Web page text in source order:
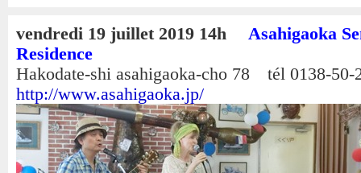
vendredi 19 juillet 2019 14h
Asahigaoka
Residence
Hakodate-shi asahigaoka-cho 78 tél 0138-50-
http://www.asahigaoka.jp/